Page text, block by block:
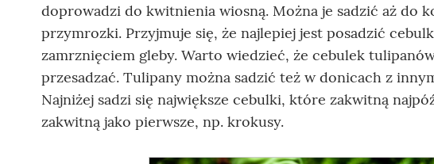
doprowadzi do kwitnienia wiosną. Można je sadzić aż do
przymrozki. Przyjmuje się, że najlepiej jest posadzić
zamrznięciem gleby. Warto wiedzieć, że cebulek
przesadzać. Tulipany można sadzić też w donicach z
Najniżej sadzi się największe cebulki, które zakwitną
zakwitną jako pierwsze, np. krokusy.